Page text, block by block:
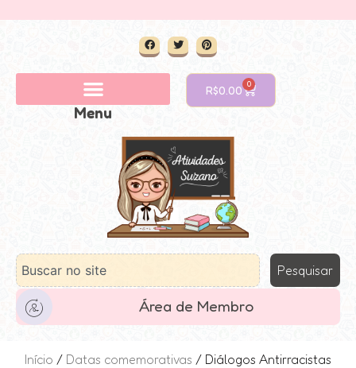
Menu
R$0.00 0
Pesquisar
Área de Membro
Início / Datas comemorativas / Diálogos Antirracistas